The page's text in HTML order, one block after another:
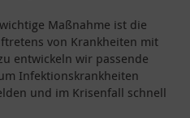
wichtige Maßnahme ist die
von Krankheiten mit
entwickeln wir passende
Infektionskrankheiten
und im Krisenfall schnell